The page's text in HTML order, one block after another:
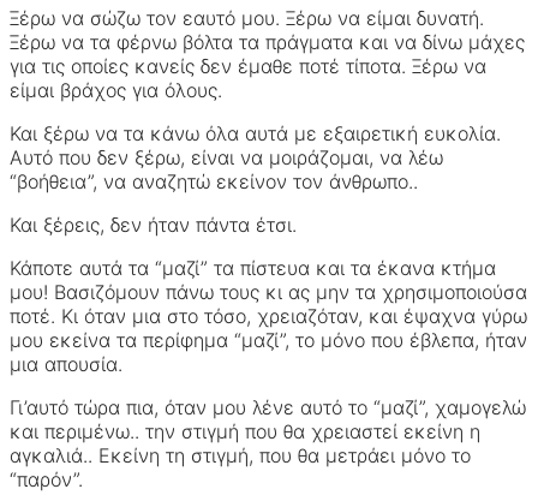
Ξέρω να σώζω τον εαυτό μου. Ξέρω να είμαι δυνατή.
Ξέρω να τα φέρνω βόλτα τα πράγματα και να δίνω μάχες
για τις οποίες κανείς δεν έμαθε ποτέ τίποτα. Ξέρω να
είμαι βράχος για όλους.
Και ξέρω να τα κάνω όλα αυτά με εξαιρετική ευκολία.
Αυτό που δεν ξέρω, είναι να μοιράζομαι, να λέω
“βοήθεια”, να αναζητώ εκείνον τον άνθρωπο..
Και ξέρεις, δεν ήταν πάντα έτσι.
Κάποτε αυτά τα “μαζί” τα πίστευα και τα έκανα κτήμα
μου! Βασιζόμουν πάνω τους κι ας μην τα χρησιμοποιούσα
ποτέ. Κι όταν μια στο τόσο, χρειαζόταν, και έψαχνα γύρω
μου εκείνα τα περίφημα “μαζί”, το μόνο που έβλεπα, ήταν
μια απουσία.
Γι’αυτό τώρα πια, όταν μου λένε αυτό το “μαζί”, χαμογελώ
και περιμένω.. την στιγμή που θα χρειαστεί εκείνη η
αγκαλιά.. Εκείνη τη στιγμή, που θα μετράει μόνο το
“παρόν”.